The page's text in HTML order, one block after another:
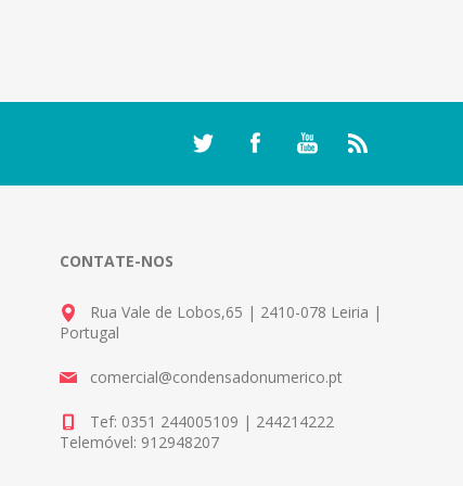
CONTATE-NOS
Rua Vale de Lobos,65 | 2410-078 Leiria |
Portugal
comercial@condensadonumerico.pt
Tef: 0351 244005109 | 244214222
Telemóvel: 912948207